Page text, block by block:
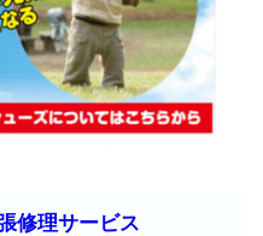
修理サービス